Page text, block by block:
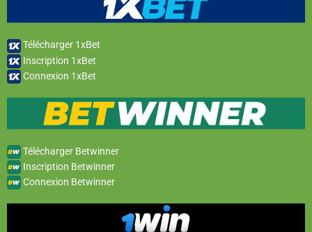
Télécharger 1xBet
Inscription 1xBet
Connexion 1xBet
Télécharger Betwinner
Inscription Betwinner
Connexion Betwinner